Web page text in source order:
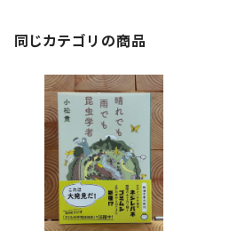
同じカテゴリの商品